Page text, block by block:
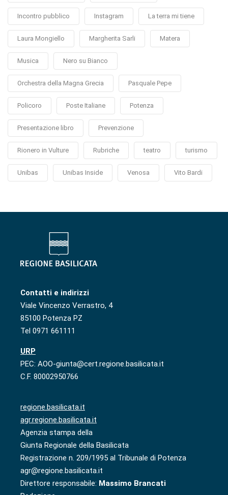
Incontro pubblico Instagram La terra mi tiene
Laura Mongiello Margherita Sarli Matera
Musica Nero su Bianco
Orchestra della Magna Grecia Pasquale Pepe
Policoro Poste Italiane Potenza
Presentazione libro Prevenzione
Rionero in Vulture Rubriche teatro turismo
Unibas Unibas Inside Venosa Vito Bardi
Contatti e indirizzi
Viale Vincenzo Verrastro, 4
85100 Potenza PZ
Tel 0971 661111
URP
PEC: AOO-giunta@cert.regione.basilicata.it
C.F. 80002950766
regione.basilicata.it
agr.regione.basilicata.it
Agenzia stampa della
Giunta Regionale della Basilicata
Registrazione n. 209/1995 al Tribunale di Potenza
agr@regione.basilicata.it
Direttore responsabile: Massimo Brancati